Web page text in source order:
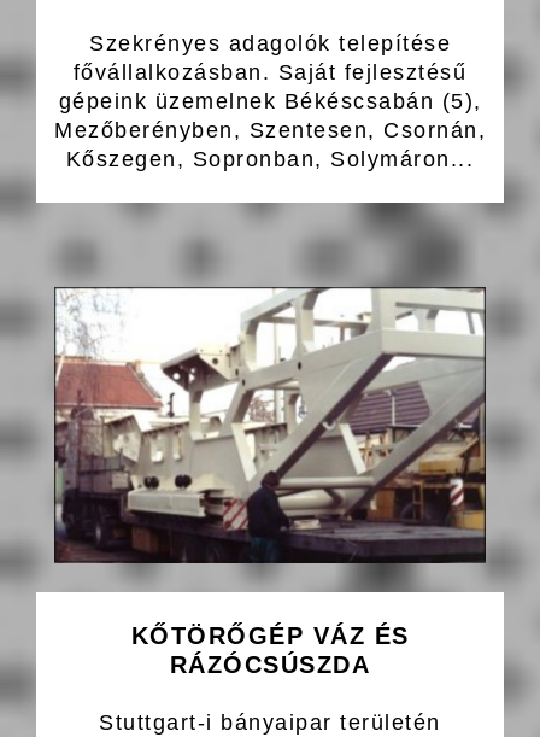
Szekrényes adagolók telepítése
fővállalkozásban. Saját fejlesztésű
gépeink üzemelnek Békéscsabán (5),
Mezőberényben, Szentesen, Csornán,
Kőszegen, Sopronban, Solymáron...
KŐTÖRŐGÉP VÁZ ÉS
RÁZÓCSÚSZDA
Stuttgart-i bányaipar területén